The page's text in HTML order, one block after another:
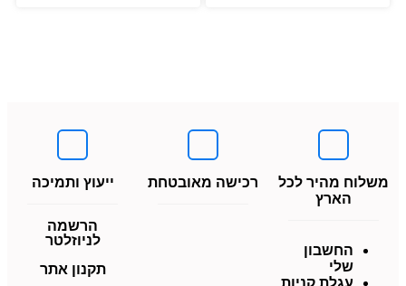
משלוח מהיר לכל
הארץ
החשבון
שלי
עגלת קניות
רכישה מאובטחת ייעוץ ותמיכה
הרשמה
לניוזלטר
תקנון אתר